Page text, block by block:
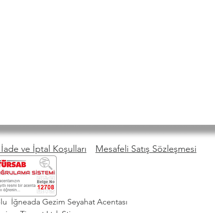
ve İptal Koşulları Mesafeli Satış Sözleşmesi
İğneada Gezim Seyahat Acentası